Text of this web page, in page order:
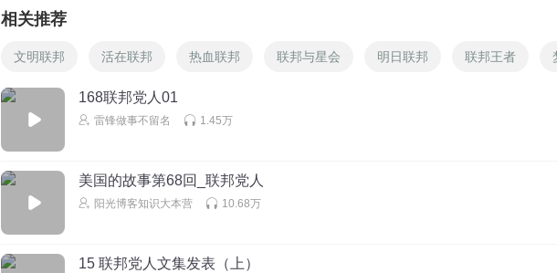
相关推荐
文明联邦 活在联邦 热血联邦 联邦与星会 明日联邦 联邦王者
168联邦党人01
雷锋做事不留名 1.45万
美国的故事第68回_联邦党人
阳光博客知识大本营 10.68万
15 联邦党人文集发表（上）